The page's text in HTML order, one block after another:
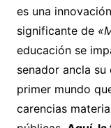
es una
significante de
educación se
senador ancla
primer mundo
carencias